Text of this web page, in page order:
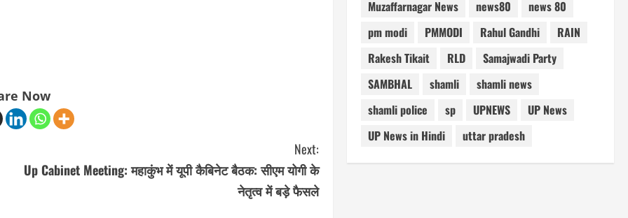
Now
Next:
Up Cabinet Meeting: महाकुंभ में यूपी कैबिनेट बैठक: सीएम योगी के
नेतृत्व में बड़े फैसले
Muzaffarnagar News news80
news 80
pm modi
PMMODI Rahul Gandhi
RAIN
Rakesh Tikait
RLD
Samajwadi Party
SAMBHAL
shamli
shamli news
shamli police
sp UPNEWS
UP News
UP News in Hindi
uttar pradesh